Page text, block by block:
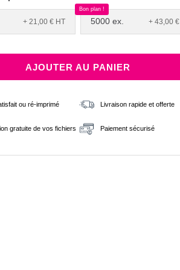
+ 21,00 € HT 5000 ex.
Bon plan !
+ 43,00 €
AJOUTER AU PANIER
ou ré-imprimé Livraison rapide et offerte
gratuite de vos fichiers Paiement sécurisé